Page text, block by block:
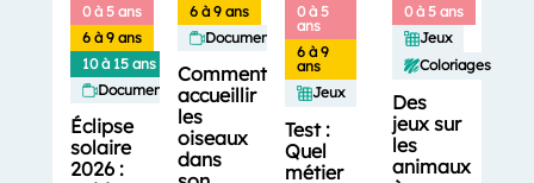
0 à 5 ans
6 à 9 ans
10 à 15 ans
Documentaires
Éclipse
solaire
2026 :
6 à 9 ans
Documentaires
Comment
accueillir
les
oiseaux
dans
0 à 5
ans
6 à 9
ans
Jeux
Test :
Quel
métier
0 à 5 ans
Jeux
Coloriages
Des
jeux sur
les
animaux